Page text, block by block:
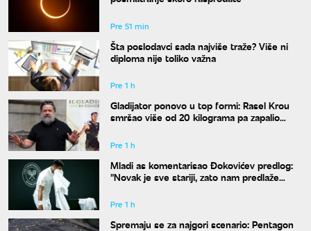
Pre 51 min
Šta poslodavci sada najviše traže? Više ni
diploma nije toliko važna
Pre 1 h
Gladijator ponovo u top formi: Rasel Krou
smršao više od 20 kilograma pa zapalio
Pre 1 h
Mladi as komentarisao Đokovićev predlog:
"Novak je sve stariji, zato nam predlaže
Pre 1 h
Spremaju se za najgori scenario: Pentagon